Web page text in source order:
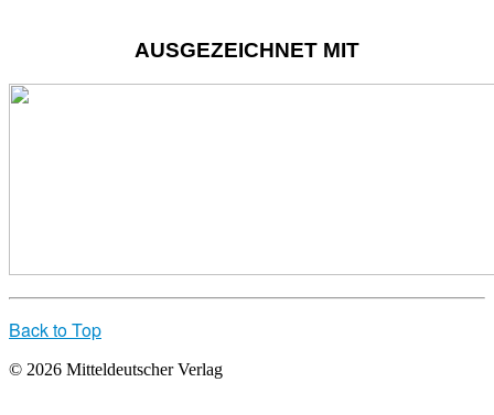
AUSGEZEICHNET MIT
Back to Top
© 2026 Mitteldeutscher Verlag